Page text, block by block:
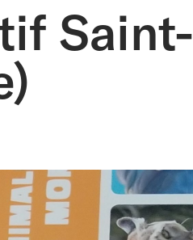
Saint-